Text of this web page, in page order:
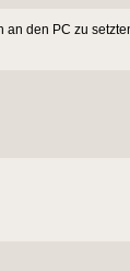
den PC zu